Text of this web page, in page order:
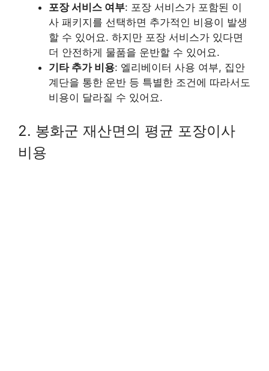
포장 서비스 여부: 포장 서비스가 포함된 이
사 패키지를 선택하면 추가적인 비용이 발생
할 수 있어요. 하지만 포장 서비스가 있다면
더 안전하게 물품을 운반할 수 있어요.
기타 추가 비용: 엘리베이터 사용 여부, 집안
계단을 통한 운반 등 특별한 조건에 따라서도
비용이 달라질 수 있어요.
2. 봉화군 재산면의 평균 포장이사
비용